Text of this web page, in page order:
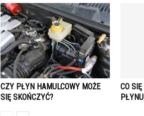
CZY PŁYN HAMULCOWY MOŻE
SIĘ SKOŃCZYĆ?
CO